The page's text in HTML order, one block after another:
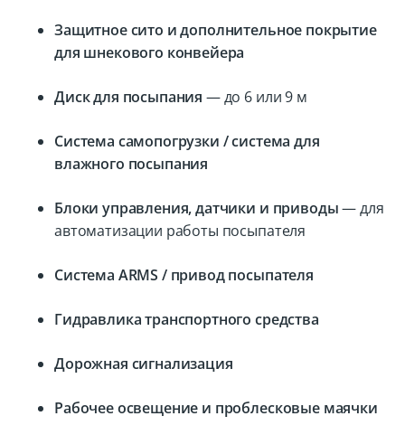
Защитное сито и дополнительное покрытие
для шнекового конвейера
Диск для посыпания — до 6 или 9 м
Система самопогрузки / система для
влажного посыпания
Блоки управления, датчики и приводы— для
автоматизации работы посыпателя
Система ARMS / привод посыпателя
Гидравлика транспортного средства
Дорожная сигнализация
Рабочее освещение и проблесковые маячки